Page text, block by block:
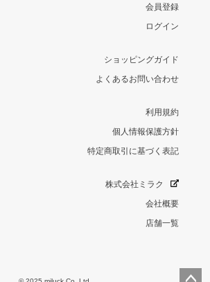
会員登録
ログイン
ショッピングガイド
よくあるお問い合わせ
利用規約
個人情報保護方針
特定商取引に基づく表記
株式会社ミラク
会社概要
店舗一覧